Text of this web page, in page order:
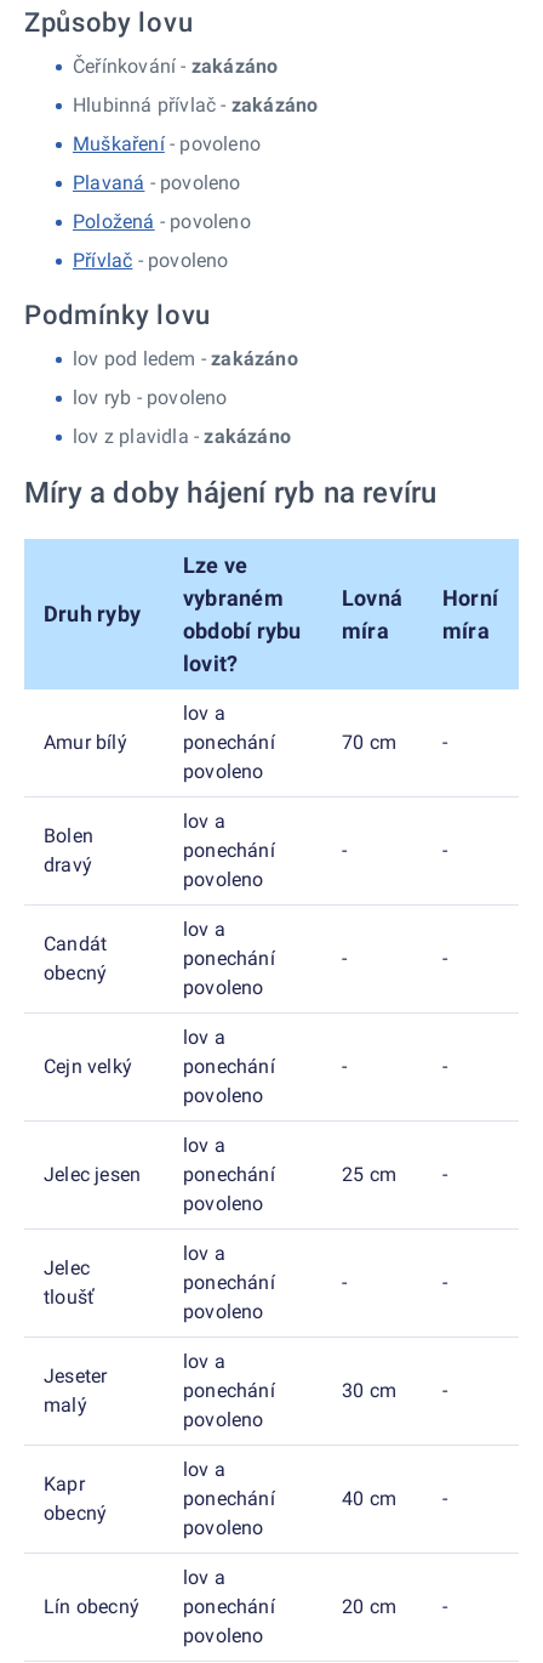
Způsoby lovu
Čeřínkování - zakázáno
Hlubinná přívlač - zakázáno
Muškaření- povoleno
Plavaná - povoleno
Položená - povoleno
Přívlač - povoleno
Podmínky lovu
lov pod ledem -zakázáno
lov ryb - povoleno
lov z plavidla -zakázáno
Míry a doby hájení ryb na revíru
Druh ryby
Lze ve
vybraném
období rybu
lovit?
Lovná
míra
Horní
míra
Amur bílý
lov a
ponechání
povoleno
70 cm -
Bolen
dravý
lov a
ponechání
povoleno
- -
Candát
obecný
lov a
ponechání
povoleno
- -
Cejn velký
lov a
ponechání
povoleno
- -
Jelec jesen
lov a
ponechání
povoleno
25 cm -
Jelec
tloušť
lov a
ponechání
povoleno
- -
Jeseter
malý
lov a
ponechání
povoleno
30 cm -
Kapr
obecný
lov a
ponechání
povoleno
40 cm -
Lín obecný
lov a
ponechání
povoleno
20 cm -